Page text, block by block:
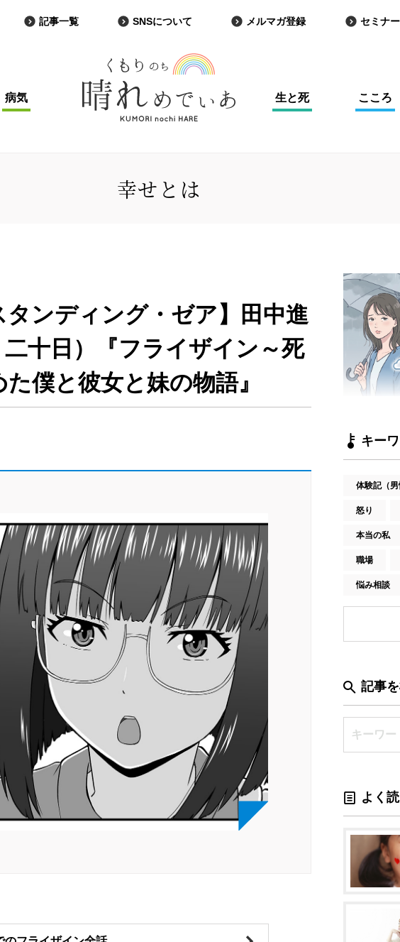
記事一覧 SNSについて メルマガ登録 セミナ
病気 生と死 こころ
幸せとは
ンディング・ゼア】田中進
十日）『フライザイン～死
僕と彼女と妹の物語』
キー
体験記（男
怒り
本当の私
職場
悩み相談
記事
よく